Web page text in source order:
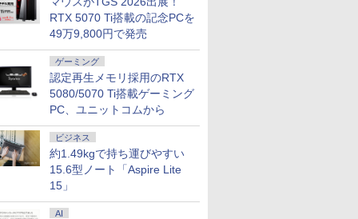
RTX 5070 Ti搭載の記念PCを
49万9,800円で発売
ゲーミング
認定再生メモリ採用のRTX
5080/5070 Ti搭載ゲーミング
PC、ユニットコムから
ビジネス
約1.49kgで持ち運びやすい
15.6型ノート「Aspire Lite
15」
AI
価格】中古 Panasonic Let's note CF-SV1 Core i5 1145G7 第11世代CPU メモリ16GB
Windows11 Pro CF-SV1RDLKS 1年保証 Bランク ノートパソコン【CA】 レッツノ
パソコン 中古ノートpc 中古pc win11
料無料 中古パソコン
64bit 搭載 DELL
ズ（7010等） Core i7
DVD-ROM/激安セール
＼11日まで限定価格／ゲーミングPC
セット 新品 RTX5060 Ryzen7 5700X
￥181,070
ン＋P最大31.5%還元！】KTC MegPad
14搭載 スマートタブレット ディスプレ
ター FHD 10点マルチタッチ 8GB+128GB
プ ビジネス/移動/家庭用 レディース
【エントリーで最大全額ポイント還元｜8/11
エルジー USB-C対応 PCモニター LG
￥25,160